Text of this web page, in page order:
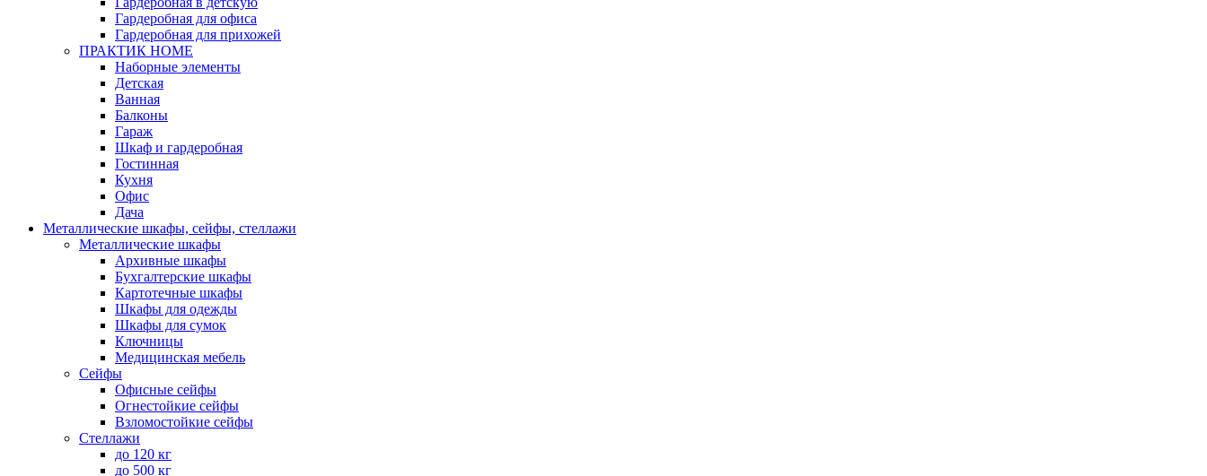
Гардеробная для офиса
Гардеробная для прихожей
ПРАКТИК HOME
Наборные элементы
Детская
Ванная
Балконы
Гараж
Шкаф и гардеробная
Гостинная
Кухня
Офис
Дача
Металлические шкафы, сейфы, стеллажи
Металлические шкафы
Архивные шкафы
Бухгалтерские шкафы
Картотечные шкафы
Шкафы для одежды
Шкафы для сумок
Ключницы
Медицинская мебель
Сейфы
Офисные сейфы
Огнестойкие сейфы
Взломостойкие сейфы
Стеллажи
до 120 кг
до 500 кг